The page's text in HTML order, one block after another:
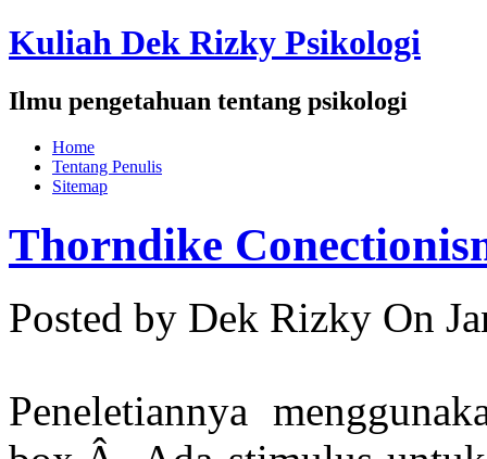
Kuliah Dek Rizky Psikologi
Ilmu pengetahuan tentang psikologi
Home
Tentang Penulis
Sitemap
Thorndike
Posted by Dek Rizky On
Peneletiannya